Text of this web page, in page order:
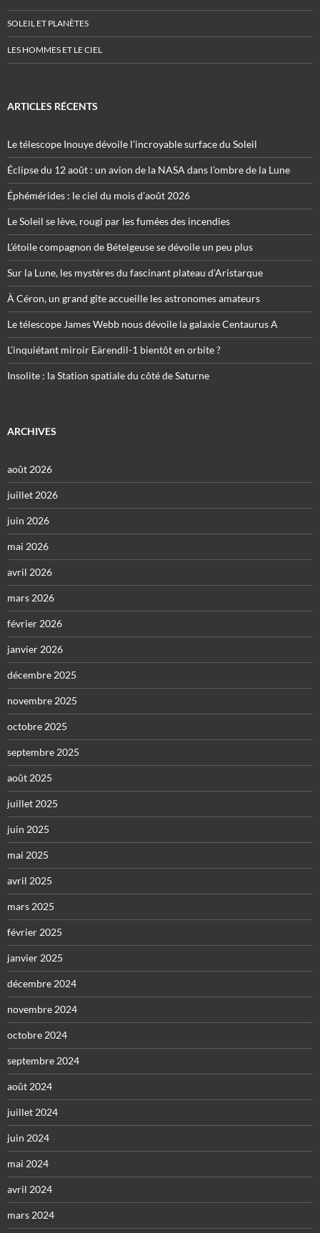
SOLEIL ET PLANÈTES
LES HOMMES ET LE CIEL
ARTICLES RÉCENTS
Le télescope Inouye dévoile l’incroyable surface du Soleil
Éclipse du 12 août : un avion de la NASA dans l’ombre de la Lune
Éphémérides : le ciel du mois d’août 2026
Le Soleil se lève, rougi par les fumées des incendies
L’étoile compagnon de Bételgeuse se dévoile un peu plus
Sur la Lune, les mystères du fascinant plateau d’Aristarque
À Céron, un grand gîte accueille les astronomes amateurs
Le télescope James Webb nous dévoile la galaxie Centaurus A
L’inquiétant miroir Eärendil-1 bientôt en orbite ?
Insolite : la Station spatiale du côté de Saturne
ARCHIVES
août 2026
juillet 2026
juin 2026
mai 2026
avril 2026
mars 2026
février 2026
janvier 2026
décembre 2025
novembre 2025
octobre 2025
septembre 2025
août 2025
juillet 2025
juin 2025
mai 2025
avril 2025
mars 2025
février 2025
janvier 2025
décembre 2024
novembre 2024
octobre 2024
septembre 2024
août 2024
juillet 2024
juin 2024
mai 2024
avril 2024
mars 2024